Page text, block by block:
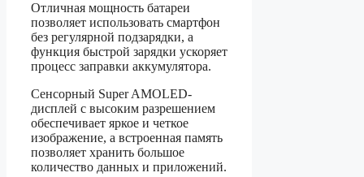
Отличная мощность батареи
позволяет использовать смартфон
без регулярной подзарядки, а
функция быстрой зарядки ускоряет
процесс заправки аккумулятора.
Сенсорный Super AMOLED-
дисплей с высоким разрешением
обеспечивает яркое и четкое
изображение, а встроенная память
позволяет хранить большое
количество данных и приложений.